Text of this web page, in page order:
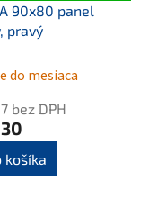
90x80 panel
pravý
do mesiaca
bez DPH
košíka